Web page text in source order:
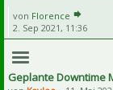
von Florence
2. Sep 2021, 11:36
Geplante Downtime